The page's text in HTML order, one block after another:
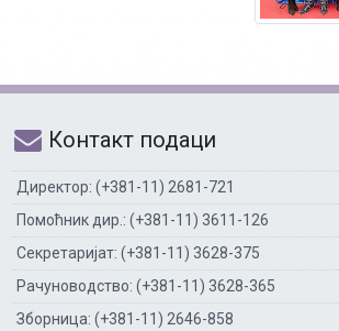
Контакт подаци
Директор: (+381-11) 2681-721
Помоћник дир.: (+381-11) 3611-126
Секретаријат: (+381-11) 3628-375
Рачуноводство: (+381-11) 3628-365
Зборница: (+381-11) 2646-858